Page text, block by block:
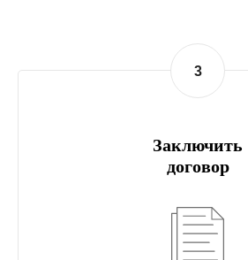
3
Заключить
договор